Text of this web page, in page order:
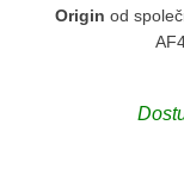
Origin od